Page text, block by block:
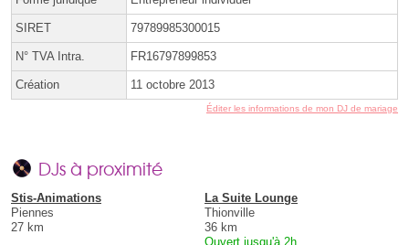
SIRET 79789985300015
N° TVA Intra. FR16797899853
Création 11 octobre 2013
Éditer les informations de mon DJ de mariage
DJs à proximité
Stis-Animations
Piennes
27 km
La Suite Lounge
Thionville
36 km
Ouvert jusqu'à 2h